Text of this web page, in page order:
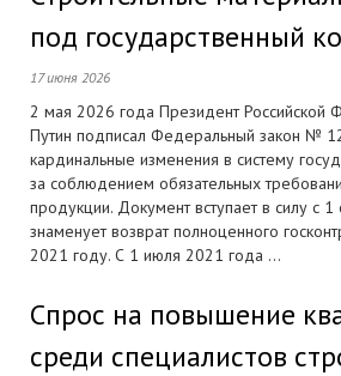
под государственный
17 июня 2026
2 мая 2026 года Президент Российской
Путин подписал Федеральный закон №
кардинальные изменения в систему
за соблюдением обязательных
продукции. Документ вступает в силу с
знаменует возврат полноценного
2021 году. С 1 июля 2021 года ...
Спрос на повышение
среди специалистов